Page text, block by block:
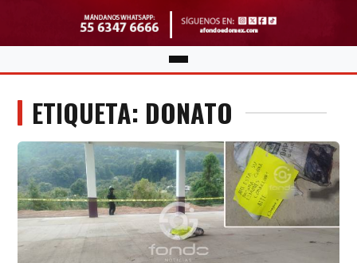
ETIQUETA: DONATO